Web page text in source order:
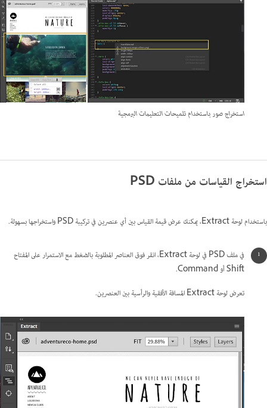
استخراج صور باستخدام تلميحات التعليمات البرمجية
استخراج القياسات من ملفات PSD
باستخدام لوحة Extract، يمكنك عرض قيمة القياس بين أي عنصرين في تركيبة PSD واستخراجها بسهولة.
في ملف PSD في لوحة Extract، انقر فوق العناصر المطلوبة بالضغط مع الاستمرار على المفتاح
Shift أو Command.
تعرض لوحة Extract المسافة الأفقية والرأسية بين العنصرين.